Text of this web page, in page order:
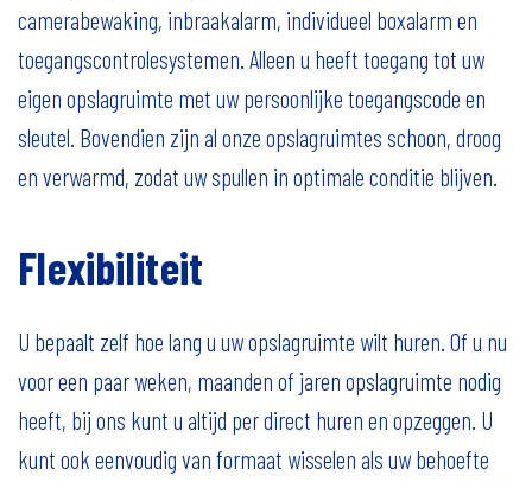
camerabewaking, inbraakalarm, individueel boxalarm en
toegangscontrolesystemen. Alleen u heeft toegang tot uw
eigen opslagruimte met uw persoonlijke toegangscode en
sleutel. Bovendien zijn al onze opslagruimtes schoon, droog
en verwarmd, zodat uw spullen in optimale conditie blijven.
Flexibiliteit
U bepaalt zelf hoe lang u uw opslagruimte wilt huren. Of u nu
voor een paar weken, maanden of jaren opslagruimte nodig
heeft, bij ons kunt u altijd per direct huren en opzeggen. U
kunt ook eenvoudig van formaat wisselen als uw behoefte